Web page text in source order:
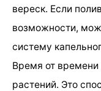
вереск. Если
возможности,
систему
Время от времени
растений. Это